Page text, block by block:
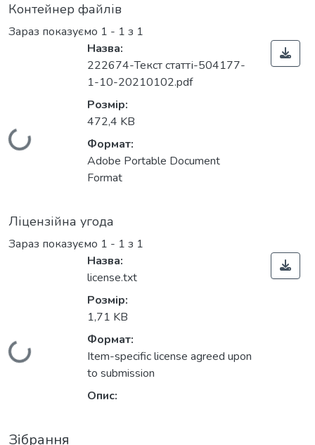
Контейнер файлів
Зараз показуємо 1 - 1 з 1
Вантажиться...
Назва:
222674-Текст статті-504177-
1-10-20210102.pdf
Розмір:
472,4 KB
Формат:
Adobe Portable Document
Format
Ліцензійна угода
Зараз показуємо 1 - 1 з 1
Вантажиться...
Назва:
license.txt
Розмір:
1,71 KB
Формат:
Item-specific license agreed upon
to submission
Опис:
Зібрання